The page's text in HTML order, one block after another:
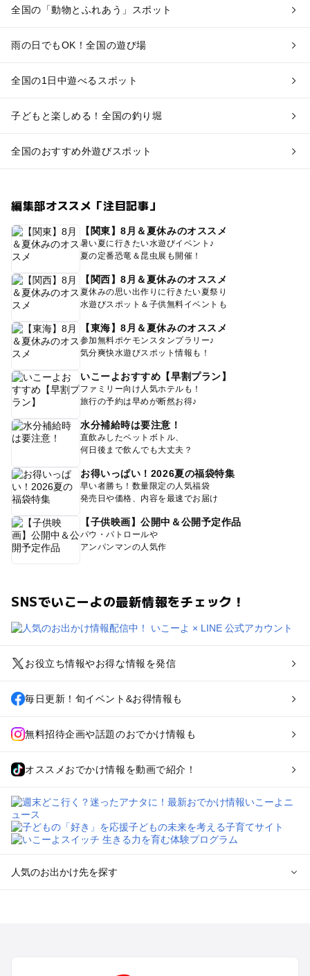
全国の「動物とふれあう」スポット
雨の日でもOK！全国の遊び場
全国の1日中遊べるスポット
子どもと楽しめる！全国の釣り堀
全国のおすすめ外遊びスポット
編集部オススメ「注目記事」
【関東】8月＆夏休みのオススメ
暑い夏に行きたい水遊びイベント♪
夏の定番恐竜＆昆虫展も開催！
【関西】8月＆夏休みのオススメ
夏休みの思い出作りに行きたい夏祭り
水遊びスポット＆子供無料イベントも
【東海】8月＆夏休みのオススメ
参加無料ポケモンスタンプラリー♪
気分爽快水遊びスポット情報も！
いこーよおすすめ【早割プラン】
ファミリー向け人気ホテルも！
旅行の予約は早めが断然お得♪
水分補給時は要注意！
直飲みしたペットボトル、
何日後まで飲んでも大丈夫？
お得いっぱい！2026夏の福袋特集
早い者勝ち！数量限定の人気福袋
発売日や価格、内容を最速でお届け
【子供映画】公開中＆公開予定作品
パウ・パトロールや
アンパンマンの人気作
SNSでいこーよの最新情報をチェック！
お役立ち情報やお得な情報を発信
毎日更新！旬イベント&お得情報も
無料招待企画や話題のおでかけ情報も
オススメおでかけ情報を動画で紹介！
人気のお出かけ先を探す